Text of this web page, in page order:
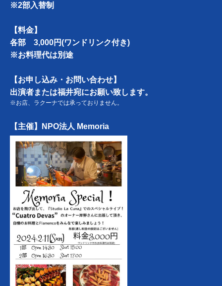
※2部入替制
【料金】
各部 3,000円(ワンドリンク付き)
※お料理代は別途
【お申し込み・お問い合わせ】
出演者または福井宛にお願い致します。
※お店、ラクーナでは承っておりません。
【主催】NPO法人 Memoria